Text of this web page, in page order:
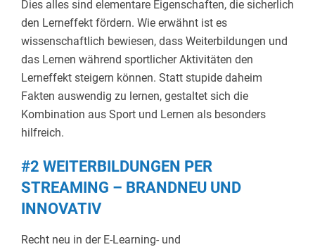
Dies alles sind elementare Eigenschaften, die sicherlich
den Lerneffekt fördern. Wie erwähnt ist es
wissenschaftlich bewiesen, dass Weiterbildungen und
das Lernen während sportlicher Aktivitäten den
Lerneffekt steigern können. Statt stupide daheim
Fakten auswendig zu lernen, gestaltet sich die
Kombination aus Sport und Lernen als besonders
hilfreich.
#2 WEITERBILDUNGEN PER
STREAMING – BRANDNEU UND
INNOVATIV
Recht neu in der E-Learning- und